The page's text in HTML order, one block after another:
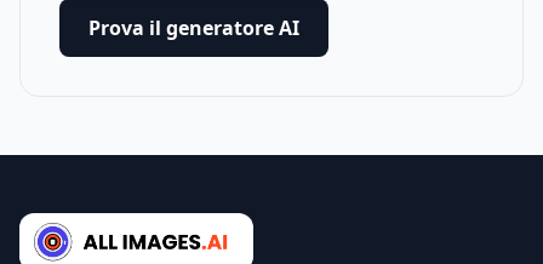
Prova il generatore AI